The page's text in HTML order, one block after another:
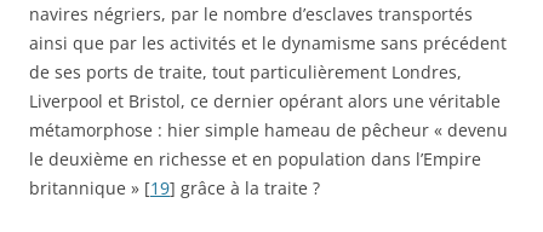
navires négriers, par le nombre d’esclaves transportés
ainsi que par les activités et le dynamisme sans précédent
de ses ports de traite, tout particulièrement Londres,
Liverpool et Bristol, ce dernier opérant alors une véritable
métamorphose : hier simple hameau de pêcheur « devenu
le deuxième en richesse et en population dans l’Empire
britannique » [19] grâce à la traite ?